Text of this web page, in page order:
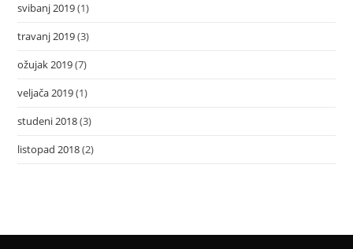
svibanj 2019(1)
travanj 2019(3)
ožujak 2019(7)
veljača 2019(1)
studeni 2018(3)
listopad 2018(2)